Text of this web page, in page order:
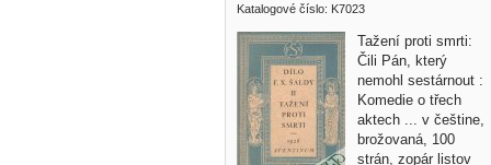
Katalogové číslo: K7023
Tažení proti smrti:
Čili Pán, který
nemohl sestárnout :
Komedie o třech
aktech ... v češtine,
brožovaná, 100
strán, zopár listov